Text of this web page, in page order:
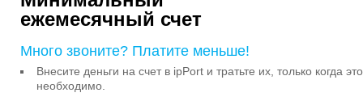
ежемесячный счет
Много звоните? Платите меньше!
Внесите деньги на счет в ipPort и тратьте их, только когда это
необходимо.